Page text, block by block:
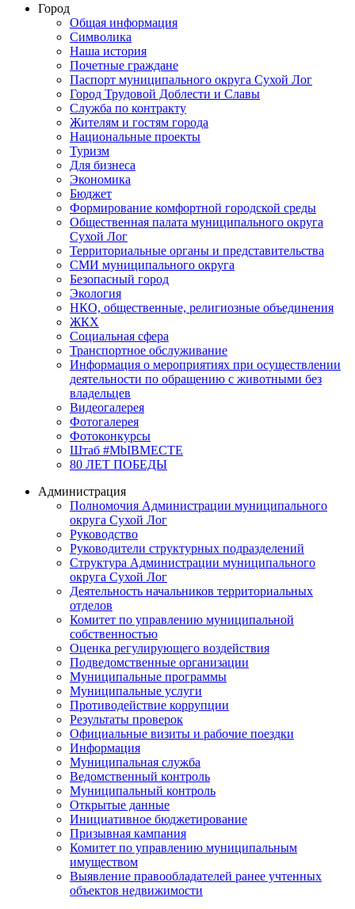
Город
Общая информация
Символика
Наша история
Почетные граждане
Паспорт муниципального округа Сухой Лог
Город Трудовой Доблести и Славы
Служба по контракту
Жителям и гостям города
Национальные проекты
Туризм
Для бизнеса
Экономика
Бюджет
Формирование комфортной городской среды
Общественная палата муниципального округа
Сухой Лог
Территориальные органы и представительства
СМИ муниципального округа
Безопасный город
Экология
НКО, общественные, религиозные объединения
ЖКХ
Социальная сфера
Транспортное обслуживание
Информация о мероприятиях при осуществлении
деятельности по обращению с животными без
владельцев
Видеогалерея
Фотогалерея
Фотоконкурсы
Штаб #MbIBMECTE
80 ЛЕТ ПОБЕДЫ
Администрация
Полномочия Администрации муниципального
округа Сухой Лог
Руководство
Руководители структурных подразделений
Структура Администрации муниципального
округа Сухой Лог
Деятельность начальников территориальных
отделов
Комитет по управлению муниципальной
собственностью
Оценка регулирующего воздействия
Подведомственные организации
Муниципальные программы
Муниципальные услуги
Противодействие коррупции
Результаты проверок
Официальные визиты и рабочие поездки
Информация
Муниципальная служба
Ведомственный контроль
Муниципальный контроль
Открытые данные
Инициативное бюджетирование
Призывная кампания
Комитет по управлению муниципальным
имуществом
Выявление правообладателей ранее учтенных
объектов недвижимости